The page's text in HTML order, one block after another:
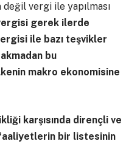
vergi ile yapılması
gerek ilerde
ile bazı teşvikler
bu
makro ekonomisine
karşısında dirençli ve
bir listesinin